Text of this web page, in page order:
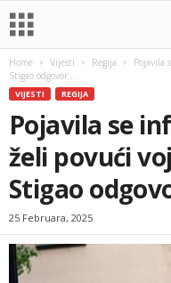
Home Vijesti Regija
Pojavila
Stigao odgovor...
VIJESTI REGIJA
Pojavila se
želi povući
Stigao
25 Februara, 2025